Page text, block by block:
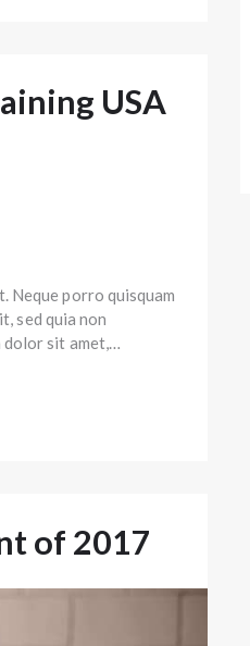
USA
Neque porro quisquam
sed quia non
dolor sit amet,…
of 2017